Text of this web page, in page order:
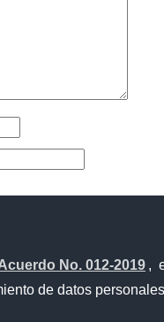
No. 012-2019 ,
de datos